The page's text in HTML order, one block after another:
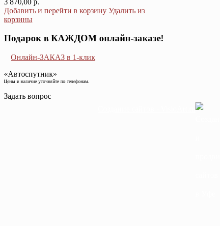
Добавить и перейти в корзину Удалить из
корзины
Подарок в КАЖДОМ онлайн-заказе!
Онлайн-ЗАКАЗ в 1-клик
«Автоспутник»
Цены и наличие уточняйте по телефонам.
Задать вопрос